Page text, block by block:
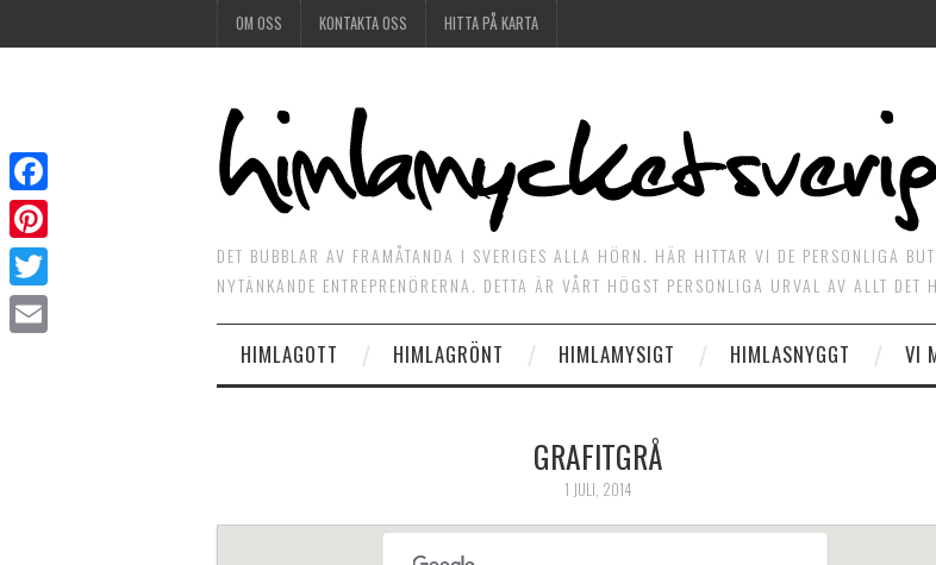
OM OSS KONTAKTA OSS HITTA PÅ KARTA
DET BUBBLAR AV FRAMÅTANDA I SVERIGES ALLA HÖRN. HÄR HITTAR VI DE PERSONLIGA
NYTÄNKANDE ENTREPRENÖRERNA. DETTA ÄR VÅRT HÖGST PERSONLIGA URVAL AV ALLT
HIMLAGOTT HIMLAGRÖNT HIMLAMYSIGT HIMLASNYGGT VI
GRAFITGRÅ
1 JULI, 2014
Facebook
Pinterest
Twitter